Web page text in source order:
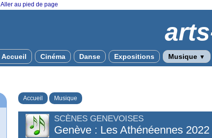
Aller au pied de page
Accueil Cinéma Danse Expositions Musique ▼
Accueil Musique
SCÈNES GENEVOISES
Genève : Les Athénéennes 2022